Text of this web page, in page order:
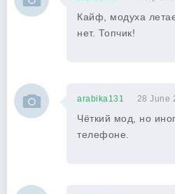
Кайф, модуха
нет. Топчик!
arabika131 28 June
Чёткий мод, но
телефоне.